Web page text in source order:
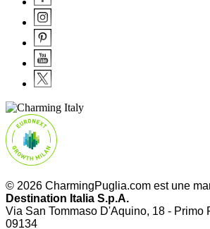
© 2026 CharmingPuglia.com est une
Destination Italia S.p.A.
Via San Tommaso D'Aquino, 18 - Primo
09134